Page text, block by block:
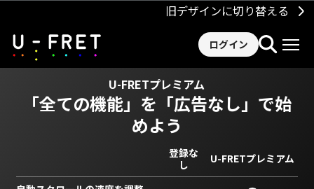
旧デザインに切り替える
ログイン
U-FRETプレミアム
「全ての機能」を 「広告なし」で始
めよう
登録な
し
U-FRETプレミアム